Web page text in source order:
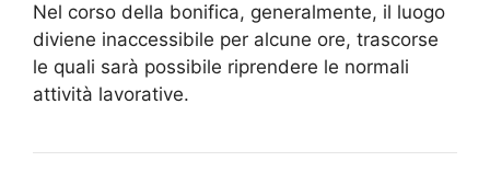
Nel corso della bonifica, generalmente, il luogo
diviene inaccessibile per alcune ore, trascorse
le quali sarà possibile riprendere le normali
attività lavorative.